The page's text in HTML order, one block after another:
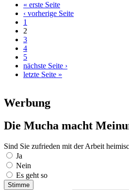
Seiten« erste Seite
‹ vorherige Seite
1
2
3
4
5
nächste Seite ›
letzte Seite »
Werbung
Die Mucha macht
Sind Sie zufrieden mit der Arbeit
Auswahlmöglichkeiten
Ja
Nein
Es geht so